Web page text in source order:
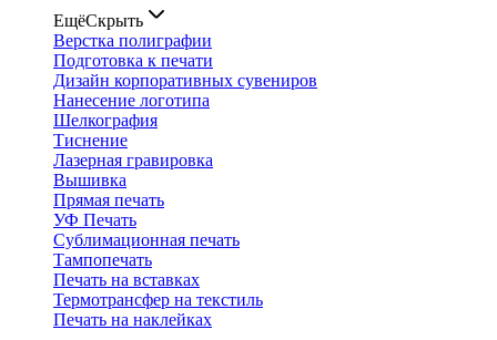
ЕщёСкрыть
Верстка полиграфии
Подготовка к печати
Дизайн корпоративных сувениров
Нанесение логотипа
Шелкография
Тиснение
Лазерная гравировка
Вышивка
Прямая печать
УФ Печать
Сублимационная печать
Тампопечать
Печать на вставках
Термотрансфер на текстиль
Печать на наклейках